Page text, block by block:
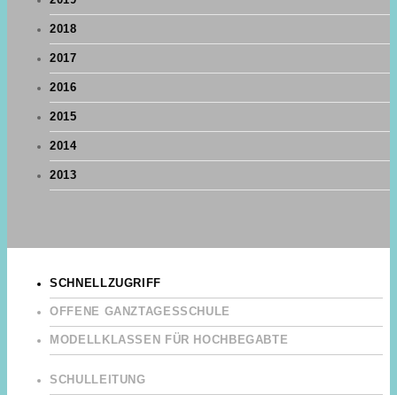
2018
2017
2016
2015
2014
2013
SCHNELLZUGRIFF
OFFENE GANZTAGESSCHULE
MODELLKLASSEN FÜR HOCHBEGABTE
SCHULLEITUNG